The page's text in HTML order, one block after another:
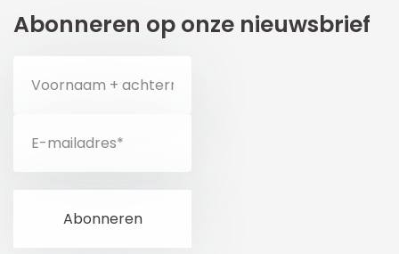
Abonneren op onze nieuwsbrief